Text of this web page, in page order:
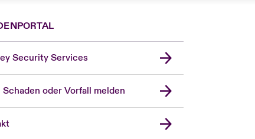
Security Services
Schaden oder Vorfall melden
Kingdom